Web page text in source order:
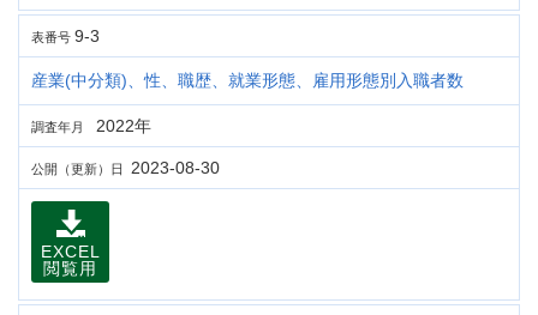
表番号 9-3
産業(中分類)、性、職歴、就業形態、雇用形態別入職者数
調査年月 2022年
公開（更新）日 2023-08-30
EXCEL
閲覧用